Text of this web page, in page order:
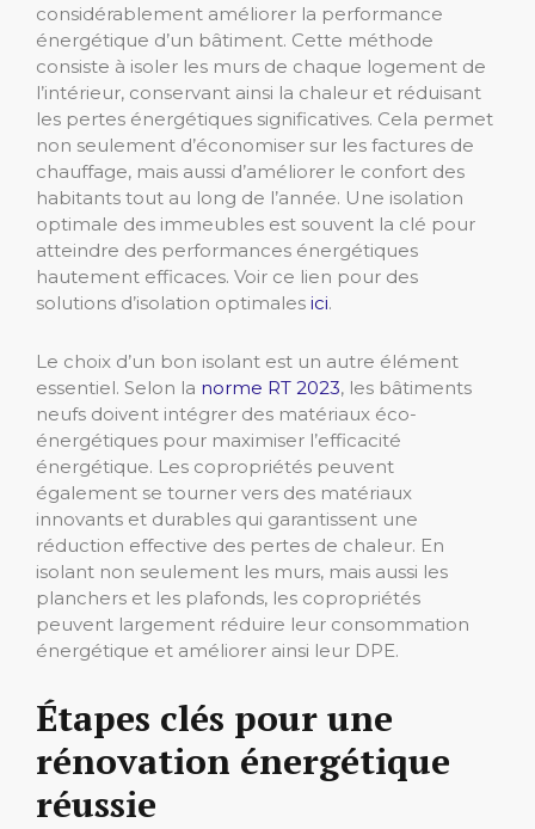
considérablement améliorer la performance
énergétique d’un bâtiment. Cette méthode
consiste à isoler les murs de chaque logement de
l’intérieur, conservant ainsi la chaleur et réduisant
les pertes énergétiques significatives. Cela permet
non seulement d’économiser sur les factures de
chauffage, mais aussi d’améliorer le confort des
habitants tout au long de l’année. Une isolation
optimale des immeubles est souvent la clé pour
atteindre des performances énergétiques
hautement efficaces. Voir ce lien pour des
solutions d’isolation optimales ici.
Le choix d’un bon isolant est un autre élément
essentiel. Selon la norme RT 2023, les bâtiments
neufs doivent intégrer des matériaux éco-
énergétiques pour maximiser l’efficacité
énergétique. Les copropriétés peuvent
également se tourner vers des matériaux
innovants et durables qui garantissent une
réduction effective des pertes de chaleur. En
isolant non seulement les murs, mais aussi les
planchers et les plafonds, les copropriétés
peuvent largement réduire leur consommation
énergétique et améliorer ainsi leur DPE.
Étapes clés pour une
rénovation énergétique
réussie